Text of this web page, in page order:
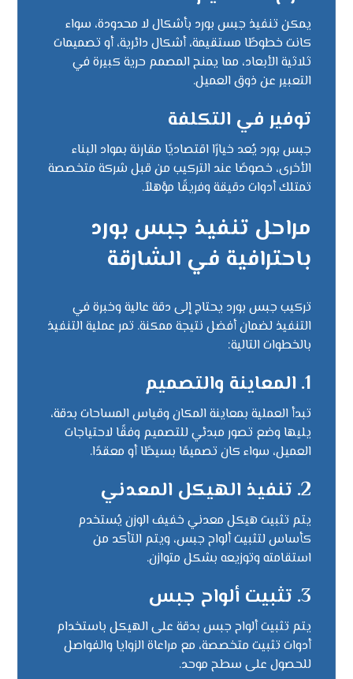
يمكن تنفيذ جبس بورد بأشكال لا محدودة، سواء
كانت خطوطًا مستقيمة، أشكال دائرية، أو تصميمات
ثلاثية الأبعاد، مما يمنح المصمم حرية كبيرة في
التعبير عن ذوق العميل.
توفير في التكلفة
جبس بورد يُعد خيارًا اقتصاديًا مقارنة بمواد البناء
الأخرى، خصوصًا عند التركيب من قبل شركة متخصصة
تمتلك أدوات دقيقة وفريقًا مؤهلاً.
مراحل تنفيذ جبس بورد
باحترافية في الشارقة
تركيب جبس بورد يحتاج إلى دقة عالية وخبرة في
التنفيذ لضمان أفضل نتيجة ممكنة. تمر عملية التنفيذ
بالخطوات التالية:
1. المعاينة والتصميم
تبدأ العملية بمعاينة المكان وقياس المساحات بدقة،
يليها وضع تصور مبدئي للتصميم وفقًا لاحتياجات
العميل، سواء كان تصميمًا بسيطًا أو معقدًا.
2. تنفيذ الهيكل المعدني
يتم تثبيت هيكل معدني خفيف الوزن يُستخدم
كأساس لتثبيت ألواح جبس، ويتم التأكد من
استقامته وتوزيعه بشكل متوازن.
3. تثبيت ألواح جبس
يتم تثبيت ألواح جبس بدقة على الهيكل باستخدام
أدوات تثبيت متخصصة، مع مراعاة الزوايا والفواصل
للحصول على سطح موحد.